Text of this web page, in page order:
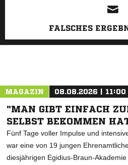
FALSCHES
MAGAZIN 08.08.2026 | 11:00
"MAN GIBT EINFACH
SELBST BEKOMMEN
Fünf Tage voller Impulse und
war eine von 19 jungen
diesjährigen Egidius-Braun-